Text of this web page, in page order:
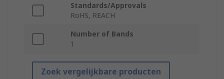
Standards/Approvals
RoHS, REACH
Number of Bands
1
Zoek vergelijkbare producten